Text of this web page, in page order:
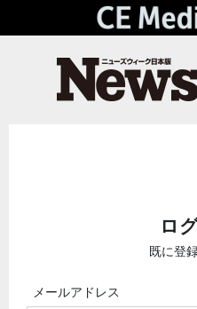
ロ
既に登
メールアドレス